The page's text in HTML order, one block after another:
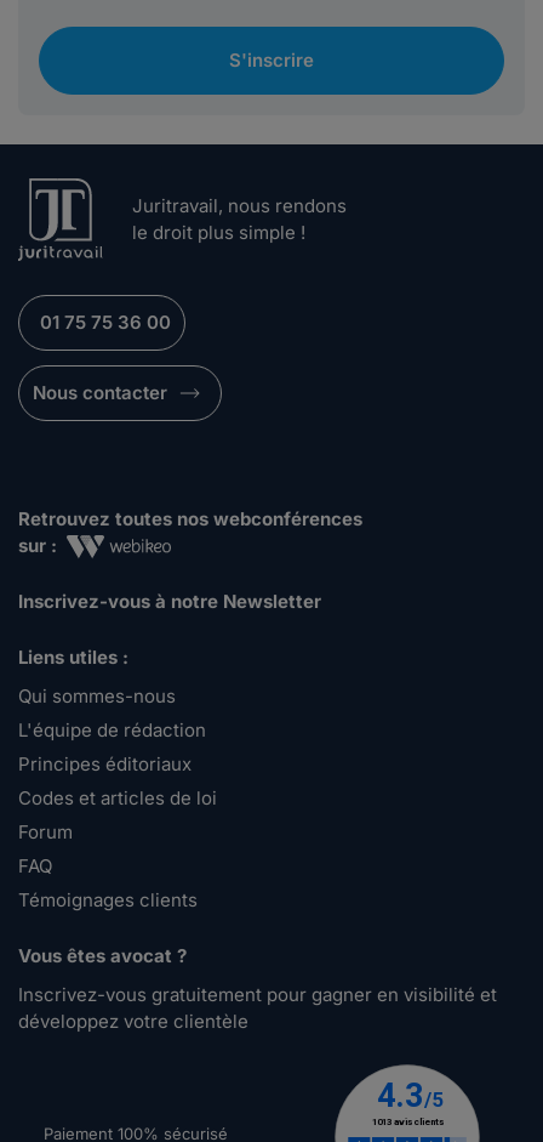
S'inscrire
Juritravail, nous rendons
le droit plus simple !
01 75 75 36 00
Nous contacter
Retrouvez toutes nos webconférences
sur :
Inscrivez-vous à notre Newsletter
Liens utiles :
Qui sommes-nous
L'équipe de rédaction
Principes éditoriaux
Codes et articles de loi
Forum
FAQ
Témoignages clients
Vous êtes avocat ?
Inscrivez-vous gratuitement pour gagner en visibilité et
développez votre clientèle
Paiement 100% sécurisé